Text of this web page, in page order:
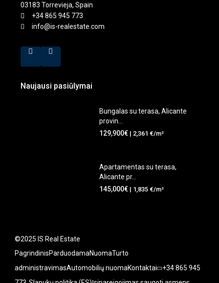
03183 Torrevieja, Spain
+34 865 945 773
info@is-realestate.com
Naujausi pasiūlymai
Bungalas su terasa, Alicante
provin...
129,900€ | 2,361 €/m²
Apartamentas su terasa,
Alicante pr...
145,000€ | 1,835 €/m²
©2025 IS Real Estate
PagrindinisParduodamaNuomaTurto
administravimasAutomobilių nuomaKontaktai +34 865 945